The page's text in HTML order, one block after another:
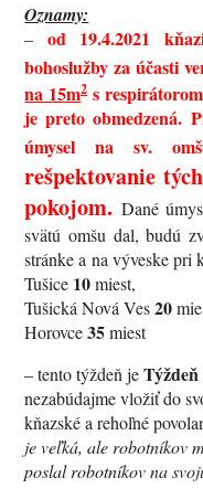
Oznamy:
– od 19.4.2021 k
bohoslužby za účasti
na 15m2 s
je preto obmedzená.
úmysel na sv.
rešpektovanie
pokojom. Dané
svätú omšu dal, budú
stránke a na výveske pri
Tušice 10miest,
Tušická Nová Ves20
Horovce35miest
– tento týždeň je
nezabúdajme vložiť do
kňazské a rehoľné
je veľká, ale robotníkov
poslal robotníkov na